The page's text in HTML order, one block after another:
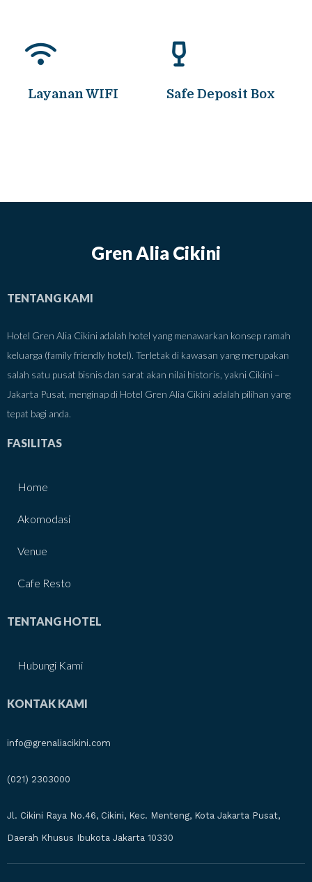
Layanan WIFI Safe Deposit Box
Gren Alia Cikini
TENTANG KAMI
Hotel Gren Alia Cikini adalah hotel yang menawarkan konsep ramah
keluarga (family friendly hotel). Terletak di kawasan yang merupakan
salah satu pusat bisnis dan sarat akan nilai historis, yakni Cikini –
Jakarta Pusat, menginap di Hotel Gren Alia Cikini adalah pilihan yang
tepat bagi anda.
FASILITAS
Home
Akomodasi
Venue
Cafe Resto
TENTANG HOTEL
Hubungi Kami
KONTAK KAMI
info@grenaliacikini.com
(021) 2303000
Jl. Cikini Raya No.46, Cikini, Kec. Menteng, Kota Jakarta Pusat,
Daerah Khusus Ibukota Jakarta 10330